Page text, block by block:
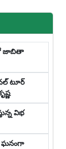
జాబితా
టూర్
విభ